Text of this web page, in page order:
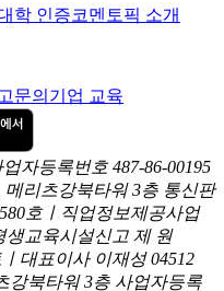
학 인증코멘토픽 소개
문의 기업 교육
자등록번호 487-86-00195
메리츠강북타워 3층 통신판
호ㅣ직업정보제공사업
생교육시설신고 제 원
대표이사 이재성 04512
강북타워 3층 사업자등록